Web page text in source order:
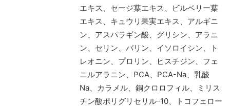
エキス、セージ葉エキス、ビルベリー葉
エキス、キュウリ果実エキス、アルギニ
ン、アスパラギン酸、グリシン、アラニ
ン、セリン、バリン、イソロイシン、ト
レオニン、プロリン、ヒスチジン、フェ
ニルアラニン、PCA、PCA-Na、乳酸
Na、カラメル、銅クロロフィル、ミリス
チン酸ポリグリセリル-10、トコフェロー